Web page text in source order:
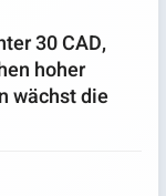
30 CAD,
hoher
wächst die